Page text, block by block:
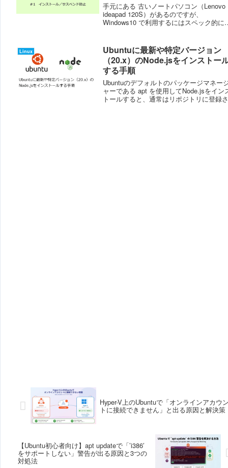
手元にある 古いノートパソコン（Lenovo
ideapad 120S）があるのですが、
Windows10 で利用するにはスペック的に
が...
Linux
Ubuntuに最新や特定バージョン
（20.x）のNode.jsをインストー
する手順
Ubuntuのデフォルトのパッケージマネー
ャーである apt を使用してNode.jsをイン
トールすると、通常はリポジトリに登録
Hyper-V上のUbuntuで「オンラインアカウ
トに接続できません」と出る原因と解決策
【Ubuntu初心者向け】apt updateで「’i386′
をサポートしない」警告が出る原因と3つの
対処法